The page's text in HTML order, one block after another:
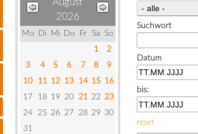
August
2026
Mo Di Mi Do Fr Sa
So
1
2
3
4 5 6 7 8
9
10
11 12 13 14 15 16
17
18 19 20 21 22 23
24
25 26 27 28 29 30
31
Suchwort
Datum
bis:
reset